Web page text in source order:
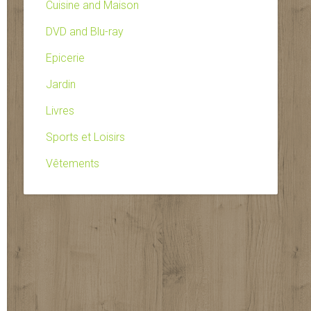
Cuisine and Maison
DVD and Blu-ray
Epicerie
Jardin
Livres
Sports et Loisirs
Vêtements